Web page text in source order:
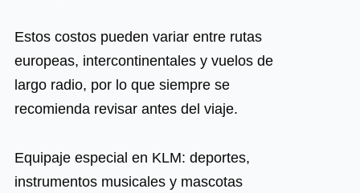
Estos costos pueden variar entre rutas
europeas, intercontinentales y vuelos de
largo radio, por lo que siempre se
recomienda revisar antes del viaje.
Equipaje especial en KLM: deportes,
instrumentos musicales y mascotas